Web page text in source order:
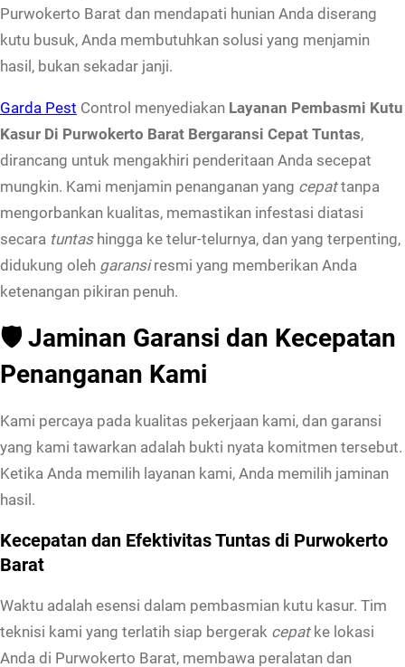
m
b
a
m
i
K
u
t
u
K
a
s
i
P
u
r
w
o
e
r
Purwokerto Barat dan mendapati hunian Anda diserang
kutu busuk, Anda membutuhkan solusi yang menjamin
hasil, bukan sekadar janji.
Garda Pest Control menyediakan Layanan Pembasmi Kutu
Kasur Di Purwokerto Barat Bergaransi Cepat Tuntas,
dirancang untuk mengakhiri penderitaan Anda secepat
mungkin. Kami menjamin penanganan yang cepattanpa
mengorbankan kualitas, memastikan infestasi diatasi
secara tuntashingga ke telur-telurnya, dan yang terpenting,
didukung oleh garansiresmi yang memberikan Anda
ketenangan pikiran penuh.
🛡️Jaminan Garansi dan Kecepatan
Penanganan Kami
Kami percaya pada kualitas pekerjaan kami, dan garansi
yang kami tawarkan adalah bukti nyata komitmen tersebut.
Ketika Anda memilih layanan kami, Anda memilih jaminan
hasil.
Kecepatan dan Efektivitas Tuntas di Purwokerto
Barat
Waktu adalah esensi dalam pembasmian kutu kasur. Tim
teknisi kami yang terlatih siap bergerak cepatke lokasi
Anda di Purwokerto Barat, membawa peralatan dan